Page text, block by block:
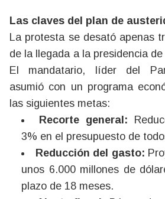
Las claves del plan de
La protesta se desató apenas
de la llegada a la presidencia
El mandatario, líder del
asumió con un programa
las siguientes metas:
Recorte general:
3% en el presupuesto de
Reducción del gasto:
unos 6.000 millones de
plazo de 18 meses.